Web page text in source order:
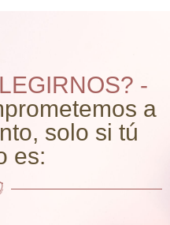
-
a
solo si tú
es: